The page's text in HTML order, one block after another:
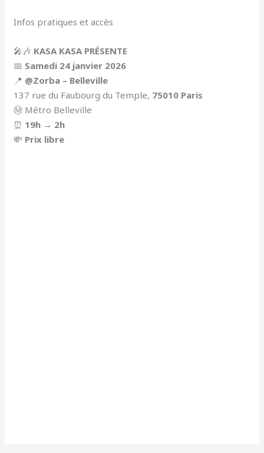
Infos pratiques et accès
🎤🎶 KASA KASA PRÉSENTE
📅 Samedi 24 janvier 2026
📍 @Zorba – Belleville
137 rue du Faubourg du Temple, 75010 Paris
Ⓜ️ Métro Belleville
⏰ 19h → 2h
💸 Prix libre